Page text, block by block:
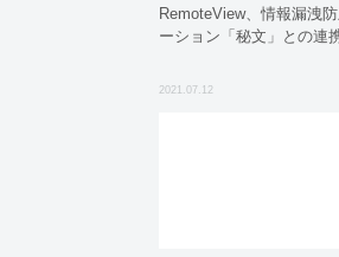
RemoteView、情報漏洩防
ーション「秘文」との連
2021.07.12